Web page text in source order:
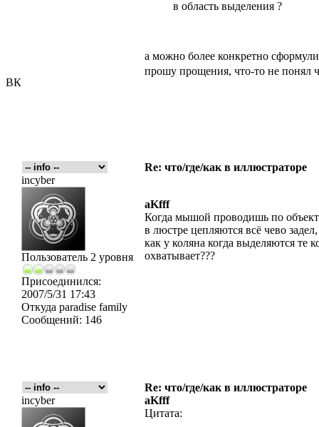
ВК
в область выделения ?
а можно более конкретно
прошу прощения, что-то не понял
Re: что/где/как в иллюстраторе
incyber
Пользователь 2 уровня
Присоединился:
2007/5/31 17:43
Откуда paradise family
Сообщений: 146
aKfff
Когда мышой проводишь по
в люстре цепляются всё чево
как у коляна когда выделяются те
охватывает???
Re: что/где/как в иллюстраторе
incyber
aKfff
Цитата: